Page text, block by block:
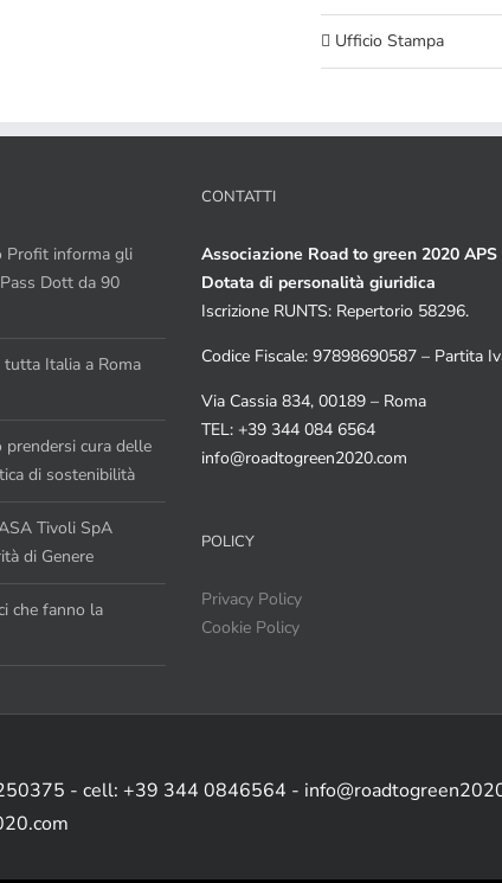
Ufficio Stampa
Profit informa gli
Dott da 90
Italia a Roma
prendersi cura delle
di sostenibilità
Tivoli SpA
di Genere
che fanno la
CONTATTI
Associazione Road to green 2020 APS
Dotata di personalità giuridica
Iscrizione RUNTS: Repertorio 58296.
Codice Fiscale: 97898690587 – Partita
Via Cassia 834, 00189 – Roma
TEL: +39 344 084 6564
info@roadtogreen2020.com
POLICY
Privacy Policy
Cookie Policy
- cell: +39 344 0846564 -